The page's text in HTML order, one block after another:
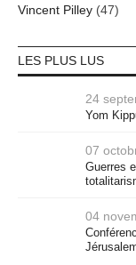
Vincent Pilley (47)
LES PLUS LUS
24
Yom
07
Guerres
04